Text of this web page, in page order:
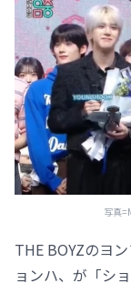
写真
THE BOYZのヨ
ョンハ、が「シ